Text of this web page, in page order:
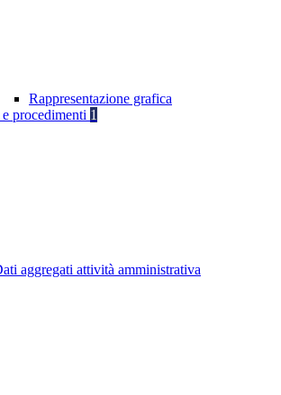
Rappresentazione grafica
procedimenti 1
aggregati attività amministrativa